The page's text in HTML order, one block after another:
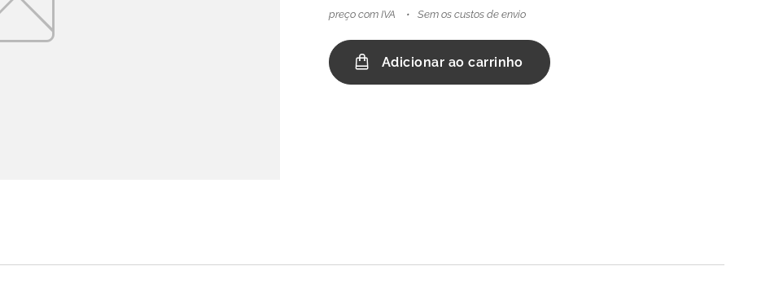
preço com IVA Sem os custos de envio
Adicionar ao carrinho